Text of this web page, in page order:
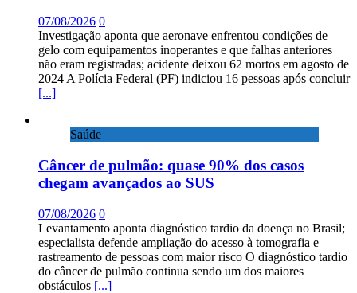
07/08/2026 0
Investigação aponta que aeronave enfrentou condições de
gelo com equipamentos inoperantes e que falhas anteriores
não eram registradas; acidente deixou 62 mortos em agosto de
2024 A Polícia Federal (PF) indiciou 16 pessoas após concluir
[...]
Saúde
Câncer de pulmão: quase 90% dos casos
chegam avançados ao SUS
07/08/2026 0
Levantamento aponta diagnóstico tardio da doença no Brasil;
especialista defende ampliação do acesso à tomografia e
rastreamento de pessoas com maior risco O diagnóstico tardio
do câncer de pulmão continua sendo um dos maiores
obstáculos [...]